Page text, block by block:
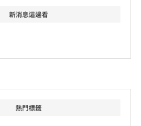
新消息這邊看
熱門標籤